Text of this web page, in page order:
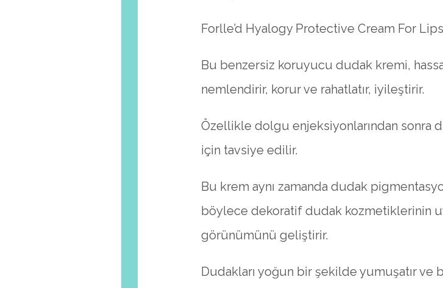
Forlle’d Hyalogy Protective Cream For Lips
Bu benzersiz koruyucu dudak kremi,
nemlendirir, korur ve rahatlatır, iyileştirir.
Özellikle dolgu enjeksiyonlarından sonra
için tavsiye edilir.
Bu krem aynı zamanda dudak
böylece dekoratif dudak kozmetiklerinin
görünümünü geliştirir.
Dudakları yoğun bir şekilde yumuşatır ve